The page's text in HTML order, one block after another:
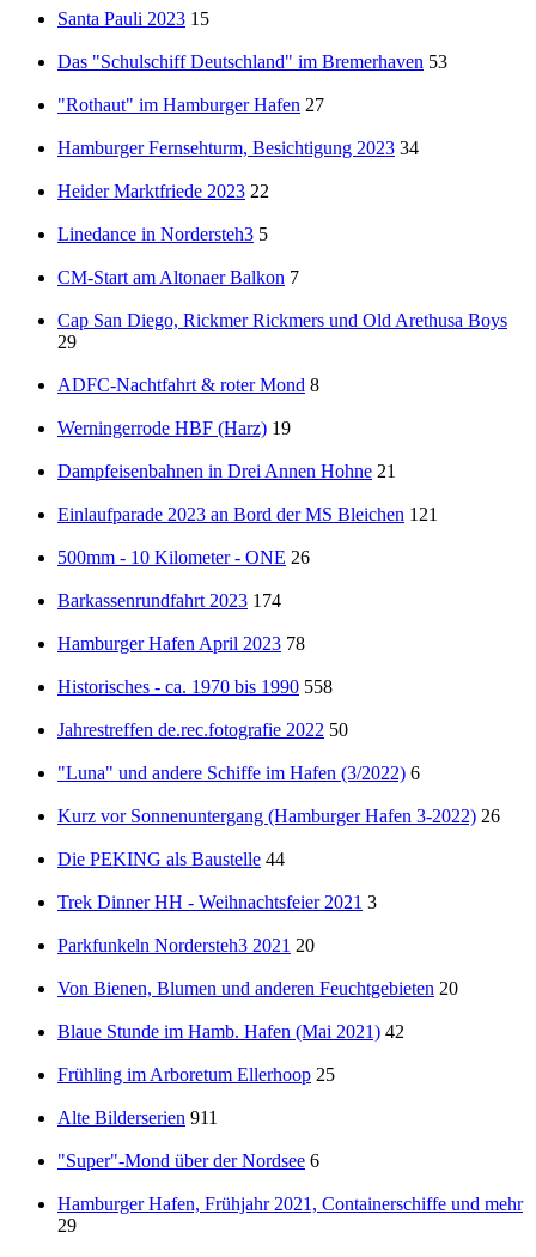
Santa Pauli 2023 15
Das "Schulschiff Deutschland" im Bremerhaven 53
"Rothaut" im Hamburger Hafen 27
Hamburger Fernsehturm, Besichtigung 2023 34
Heider Marktfriede 2023 22
Linedance in Nordersteh3 5
CM-Start am Altonaer Balkon 7
Cap San Diego, Rickmer Rickmers und Old Arethusa Boys
29
ADFC-Nachtfahrt & roter Mond 8
Werningerrode HBF (Harz) 19
Dampfeisenbahnen in Drei Annen Hohne 21
Einlaufparade 2023 an Bord der MS Bleichen 121
500mm - 10 Kilometer - ONE 26
Barkassenrundfahrt 2023 174
Hamburger Hafen April 2023 78
Historisches - ca. 1970 bis 1990 558
Jahrestreffen de.rec.fotografie 2022 50
"Luna" und andere Schiffe im Hafen (3/2022) 6
Kurz vor Sonnenuntergang (Hamburger Hafen 3-2022) 26
Die PEKING als Baustelle 44
Trek Dinner HH - Weihnachtsfeier 2021 3
Parkfunkeln Nordersteh3 2021 20
Von Bienen, Blumen und anderen Feuchtgebieten 20
Blaue Stunde im Hamb. Hafen (Mai 2021) 42
Frühling im Arboretum Ellerhoop 25
Alte Bilderserien 911
"Super"-Mond über der Nordsee 6
Hamburger Hafen, Frühjahr 2021, Containerschiffe und mehr
29